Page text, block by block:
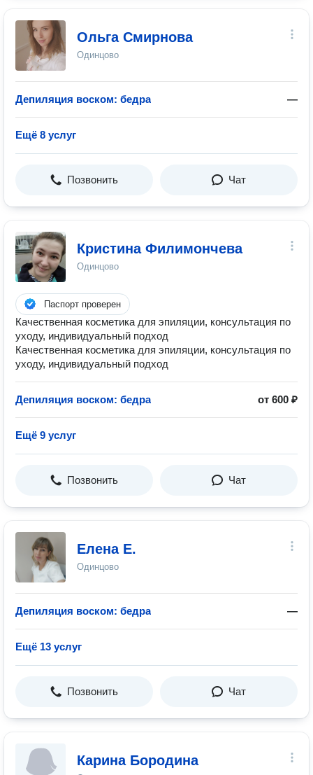
Ольга Смирнова
Одинцово
Депиляция воском: бедра —
Ещё 8 услуг
Позвонить Чат
Кристина Филимончева
Одинцово
Паспорт проверен
Качественная косметика для эпиляции, консультация по
уходу, индивидуальный подход
Качественная косметика для эпиляции, консультация по
уходу, индивидуальный подход
Депиляция воском: бедра от 600 ₽
Ещё 9 услуг
Позвонить Чат
Елена Е.
Одинцово
Депиляция воском: бедра —
Ещё 13 услуг
Позвонить Чат
Карина Бородина